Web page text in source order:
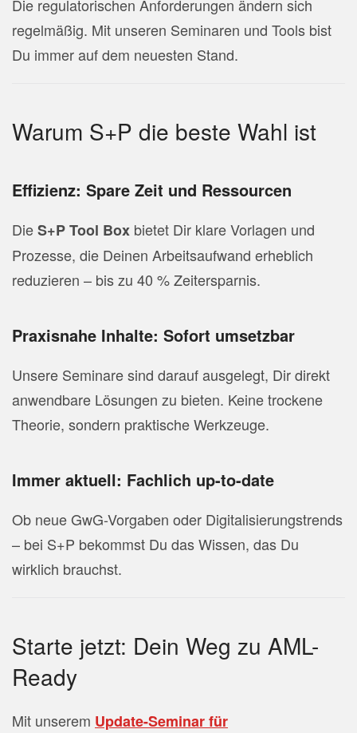
Die regulatorischen Anforderungen ändern sich
regelmäßig. Mit unseren Seminaren und Tools bist
Du immer auf dem neuesten Stand.
Warum S+P die beste Wahl ist
Effizienz: Spare Zeit und Ressourcen
DieS+P Tool Box bietet Dir klare Vorlagen und
Prozesse, die Deinen Arbeitsaufwand erheblich
reduzieren – bis zu 40 % Zeitersparnis.
Praxisnahe Inhalte: Sofort umsetzbar
Unsere Seminare sind darauf ausgelegt, Dir direkt
anwendbare Lösungen zu bieten. Keine trockene
Theorie, sondern praktische Werkzeuge.
Immer aktuell: Fachlich up-to-date
Ob neue GwG-Vorgaben oder Digitalisierungstrends
– bei S+P bekommst Du das Wissen, das Du
wirklich brauchst.
Starte jetzt: Dein Weg zu AML-
Ready
Mit unserem Update-Seminarfür